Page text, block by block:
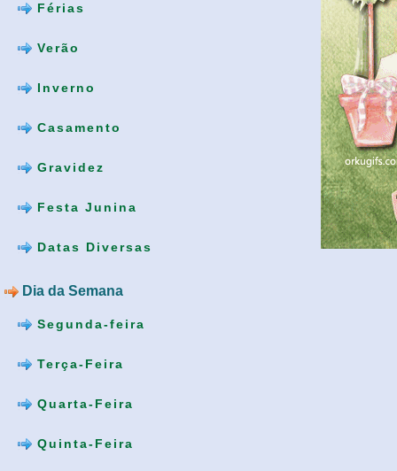
Férias
Verão
Inverno
Casamento
Gravidez
Festa Junina
Datas Diversas
Dia da Semana
Segunda-feira
Terça-Feira
Quarta-Feira
Quinta-Feira